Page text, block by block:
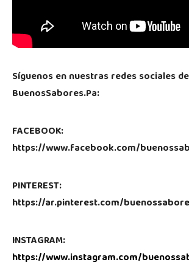
Síguenos en nuestras redes sociales de
BuenosSabores.Pa:
FACEBOOK:
https://www.facebook.com/
PINTEREST:
https://ar.pinterest.com/
INSTAGRAM: